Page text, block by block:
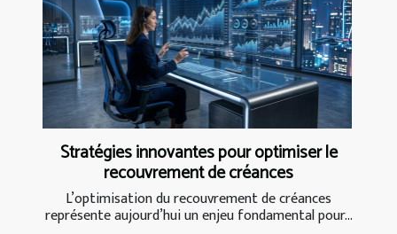
Stratégies innovantes pour optimiser le
recouvrement de créances
L’optimisation du recouvrement de créances
représente aujourd’hui un enjeu fondamental pour...